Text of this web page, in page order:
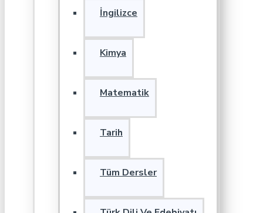
İngilizce
Kimya
Matematik
Tarih
Tüm Dersler